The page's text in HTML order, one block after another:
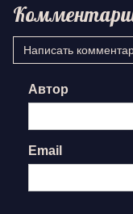
Написать
Автор
Email